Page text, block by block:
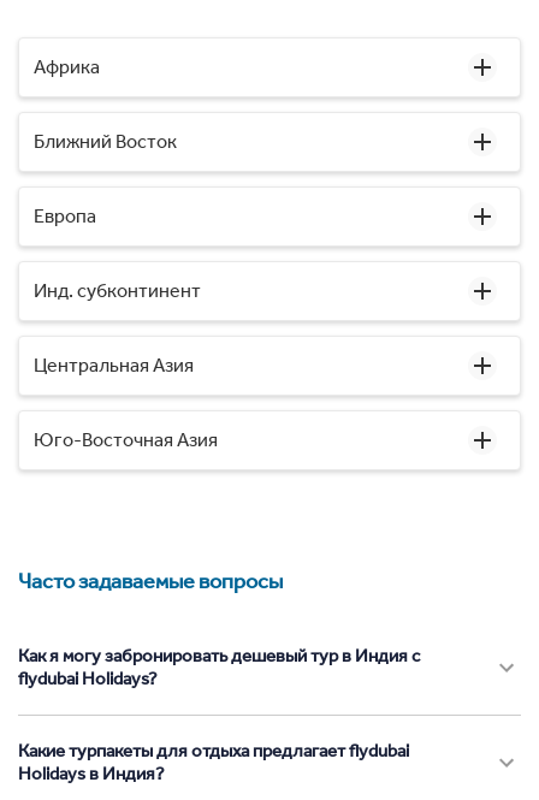
Африка
Ближний Восток
Европа
Инд. субконтинент
Центральная Азия
Юго-Восточная Азия
Часто задаваемые вопросы
Как я могу забронировать дешевый тур в Индия с
flydubai Holidays?
Какие турпакеты для отдыха предлагает flydubai
Holidays в Индия?